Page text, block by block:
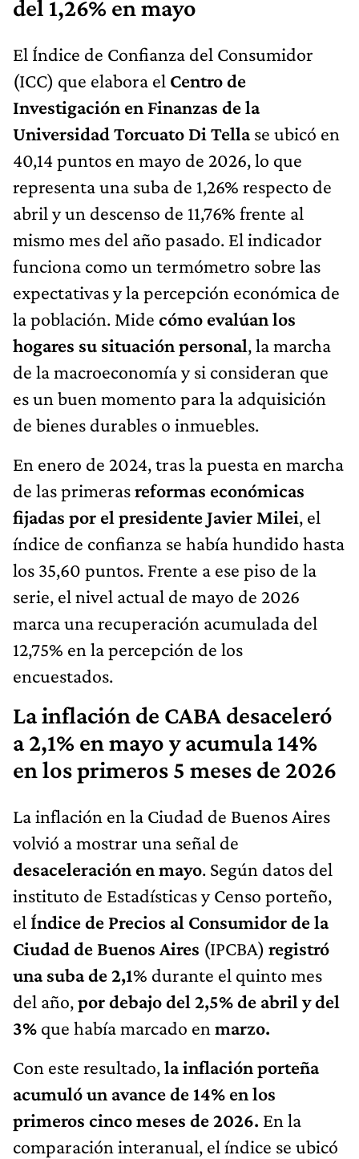
del 1,26% en mayo
El Índice de Confianza del Consumidor
(ICC) que elabora el Centro de
Investigación en Finanzas de la
Universidad Torcuato Di Tellase ubicó en
40,14 puntos en mayo de 2026, lo que
representa una suba de 1,26% respecto de
abril y un descenso de 11,76% frente al
mismo mes del año pasado. El indicador
funciona como un termómetro sobre las
expectativas y la percepción económica de
la población. Mide cómo evalúan los
hogares su situación personal, la marcha
de la macroeconomía y si consideran que
es un buen momento para la adquisición
de bienes durables o inmuebles.
En enero de 2024, tras la puesta en marcha
de las primerasreformas económicas
fijadas por el presidente Javier Milei, el
índice de confianza se había hundido hasta
los 35,60 puntos. Frente a ese piso de la
serie, el nivel actual de mayo de 2026
marca una recuperación acumulada del
12,75% en la percepción de los
encuestados.
La inflación de CABA desaceleró
a 2,1% en mayo y acumula 14%
en los primeros 5 meses de 2026
La inflación en la Ciudad de Buenos Aires
volvió a mostrar una señal de
desaceleración en mayo. Según datos del
instituto de Estadísticas y Censo porteño,
el Índice de Precios al Consumidor de la
Ciudad de Buenos Aires (IPCBA) registró
una suba de 2,1% durante el quinto mes
del año,por debajo del 2,5% de abril y del
3% que había marcado en marzo.
Con este resultado,la inflación porteña
acumuló un avance de 14% en los
primeros cinco meses de 2026. En la
comparación interanual, el índice se ubicó